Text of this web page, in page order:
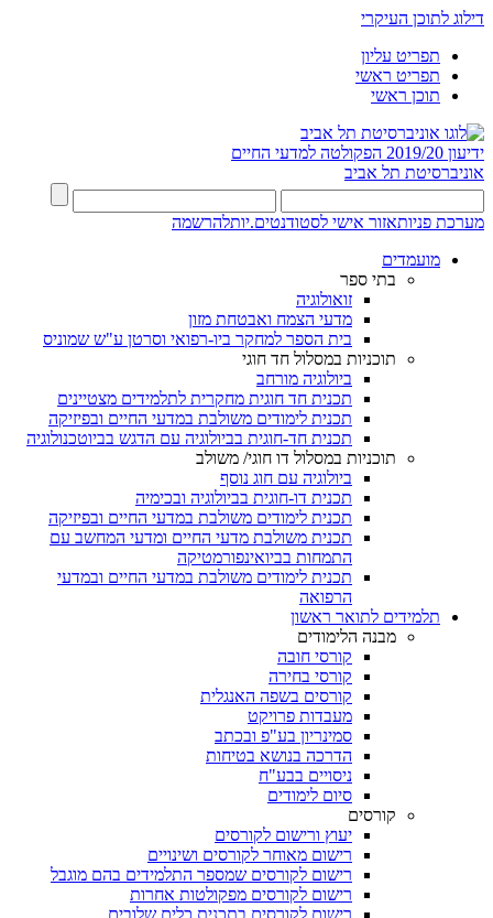
דילוג לתוכן העיקרי
תפריט עליון
תפריט ראשי
תוכן ראשי
ידיעון 2019/20
הפקולטה למדעי החיים
אוניברסיטת תל אביב
מערכת פניותאזור אישי לסטודנטים.יותלהרשמה
מועמדים
בתי ספר
זואולוגיה
מדעי הצמח ואבטחת מזון
בית הספר למחקר ביו-רפואי וסרטן ע"ש שמוניס
תוכניות במסלול חד חוגי
ביולוגיה מורחב
תכנית חד חוגית מחקרית לתלמידים מצטיינים
תכנית לימודים משולבת במדעי החיים ובפיזיקה
תכנית חד-חוגית בביולוגיה עם הדגש בביוטכנולוגיה
תוכניות במסלול דו חוגי/ משולב
ביולוגיה עם חוג נוסף
תכנית דו-חוגית בביולוגיה ובכימיה
תכנית לימודים משולבת במדעי החיים ובפיזיקה
תכנית משולבת מדעי החיים ומדעי המחשב עם
התמחות בביואינפורמטיקה
תכנית לימודים משולבת במדעי החיים ובמדעי
הרפואה
תלמידים לתואר ראשון
מבנה הלימודים
קורסי חובה
קורסי בחירה
קורסים בשפה האנגלית
מעבדות פרויקט
סמינריון בע"פ ובכתב
הדרכה בנושא בטיחות
ניסויים בבע"ח
סיום לימודים
קורסים
יעוץ ורישום לקורסים
רישום מאוחר לקורסים ושינויים
רישום לקורסים שמספר התלמידים בהם מוגבל
רישום לקורסים מפקולטות אחרות
רישום לקורסים בתכנית כלים שלובים